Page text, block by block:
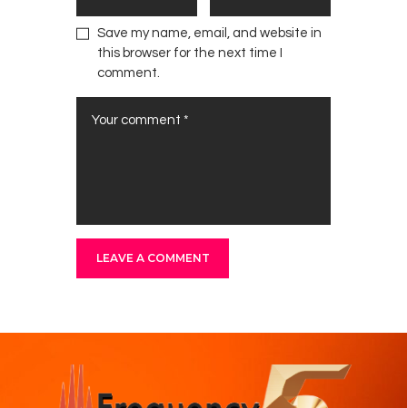
Save my name, email, and website in
this browser for the next time I
comment.